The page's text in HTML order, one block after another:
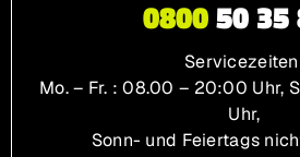
080050 35
Mo. – Fr. : 08.00 – 20:00 Uhr,
Uhr,
Sonn- und Feiertags